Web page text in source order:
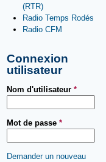
(RTR)
Radio Temps Rodés
Radio CFM
Connexion
utilisateur
Nom d'utilisateur *
Mot de passe *
Demander un nouveau